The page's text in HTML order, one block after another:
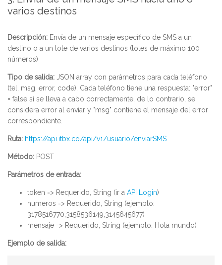
varios destinos
Descripción: Envía de un mensaje específico de SMS a un
destino o a un lote de varios destinos (lotes de máximo 100
números)
Tipo de salida: JSON array con parámetros para cada teléfono
(tel, msg, error, code). Cada teléfono tiene una respuesta: "error"
= false si se lleva a cabo correctamente, de lo contrario, se
considera error al enviar y "msg" contiene el mensaje del error
correspondiente.
Ruta: https://api.itbx.co/api/v1/usuario/enviarSMS
Método: POST
Parámetros de entrada:
token => Requerido, String (ir a API Login)
numeros => Requerido, String (ejemplo:
3178516770,3158536149,3145645677)
mensaje => Requerido, String (ejemplo: Hola mundo)
Ejemplo de salida: